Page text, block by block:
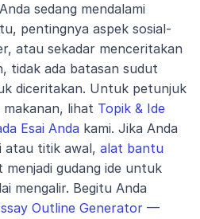
sedang mendalami
pentingnya aspek sosial-
atau sekadar menceritakan
tidak ada batasan sudut
diceritakan. Untuk petunjuk
makanan, lihat Topik & Ide
Esai Anda kami. Jika Anda
atau titik awal, alat bantu
menjadi gudang ide untuk
mengalir. Begitu Anda
Outline Generator —